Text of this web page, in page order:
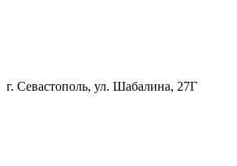
г. Севастополь, ул. Шабалина, 27Г